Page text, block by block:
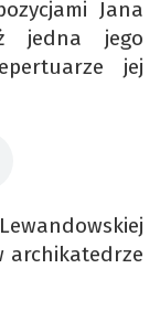
Jana
jedna jego
jej
archikatedrze